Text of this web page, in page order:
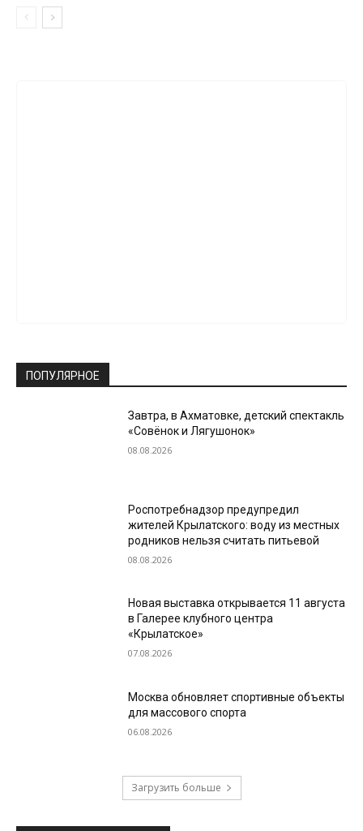
ПОПУЛЯРНОЕ
Завтра, в Ахматовке, детский спектакль
«Совёнок и Лягушонок»
08.08.2026
Роспотребнадзор предупредил
жителей Крылатского: воду из местных
родников нельзя считать питьевой
08.08.2026
Новая выставка открывается 11 августа
в Галерее клубного центра
«Крылатское»
07.08.2026
Москва обновляет спортивные объекты
для массового спорта
06.08.2026
Загрузить больше